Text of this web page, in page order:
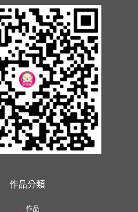
作品分類
作品